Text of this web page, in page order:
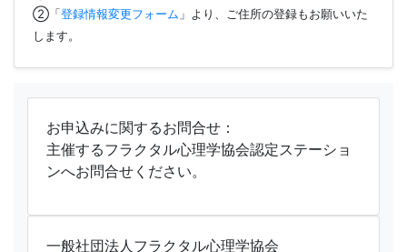
②「登録情報変更フォーム 」より、ご住所の登録もお願いいた
します。
お申込みに関するお問合せ：
主催するフラクタル心理学協会認定ステーショ
ンへお問合せください。
一般社団法人フラクタル心理学協会